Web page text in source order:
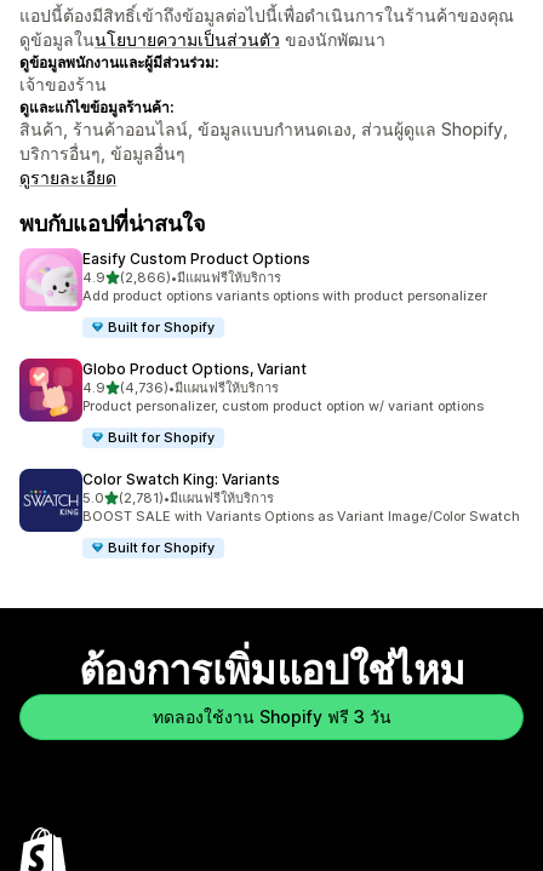
แอปนี้ต้องมีสิทธิ์เข้าถึงข้อมูลต่อไปนี้เพื่อดำเนินการในร้านค้าของคุณ
ดูข้อมูลในนโยบายความเป็นส่วนตัว ของนักพัฒนา
ดูข้อมูลพนักงานและผู้มีส่วนร่วม:
เจ้าของร้าน
ดูและแก้ไขข้อมูลร้านค้า:
สินค้า, ร้านค้าออนไลน์, ข้อมูลแบบกำหนดเอง, ส่วนผู้ดูแล Shopify,
บริการอื่นๆ, ข้อมูลอื่นๆ
ดูรายละเอียด
พบกับแอปที่น่าสนใจ
Easify Custom Product Options
4.9เต็ม 5 ดาว
(2,866)
ทั้งหมด 2866 รีวิว
•มีแผนฟรีให้บริการ
Add product options variants options with product personalizer
Built for Shopify
Globo Product Options, Variant
4.9เต็ม 5 ดาว
(4,736)
ทั้งหมด 4736 รีวิว
•มีแผนฟรีให้บริการ
Product personalizer, custom product option w/ variant options
Built for Shopify
Color Swatch King: Variants
5.0เต็ม 5 ดาว
(2,781)
ทั้งหมด 2781 รีวิว
•มีแผนฟรีให้บริการ
BOOST SALE with Variants Options as Variant Image/Color Swatch
Built for Shopify
ต้องการเพิ่มแอปใช่ไหม
ทดลองใช้งาน Shopify ฟรี 3 วัน